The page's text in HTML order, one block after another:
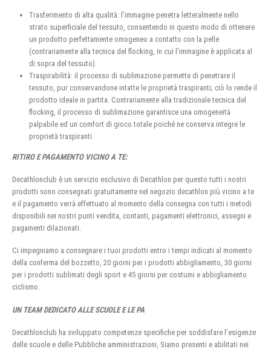
Trasferimento di alta qualità: l’immagine penetra letteralmente nello
strato superficiale del tessuto, consentendo in questo modo di ottenere
un prodotto perfettamente omogeneo a contatto con la pelle
(contrariamente alla tecnica del flocking, in cui l’immagine è applicata al
di sopra del tessuto).
Traspirabilità: il processo di sublimazione permette di penetrare il
tessuto, pur conservandone intatte le proprietà traspiranti; ciò lo rende il
prodotto ideale in partita. Contrariamente alla tradizionale tecnica del
flocking, il processo di sublimazione garantisce una omogeneità
palpabile ed un comfort di gioco totale poiché ne conserva integre le
proprietà traspiranti.
RITIRO E PAGAMENTO VICINO A TE:
Decathlonclub è un servizio esclusivo di Decathlon per questo tutti i nostri
prodotti sono consegnati gratuitamente nel negozio decathlon più vicino a te
e il pagamento verrà effettuato al momento della consegna con tutti i metodi
disponibili nei nostri punti vendita, contanti, pagamenti elettronici, assegni e
pagamenti dilazionati.
Ci impegniamo a consegnare i tuoi prodotti entro i tempi indicati al momento
della conferma del bozzetto, 20 giorni per i prodotti abbigliamento, 30 giorni
per i prodotti sublimati degli sport e 45 giorni per costumi e abbigliamento
ciclismo.
UN TEAM DEDICATO ALLE SCUOLE E LE PA
Decathlonclub ha sviluppato competenze specifiche per soddisfare l’esigenze
delle scuole e delle Pubbliche amministrazioni, Siamo presenti e abilitati nei